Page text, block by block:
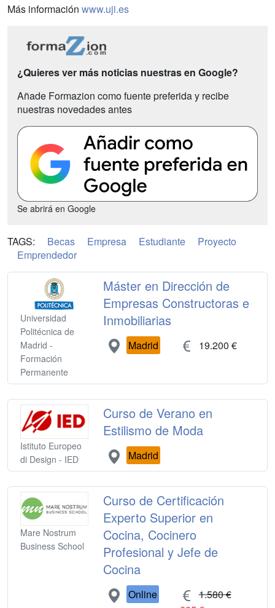
Más información www.uji.es
¿Quieres ver más noticias nuestras en Google?
Añade Formazion como fuente preferida y recibe
nuestras novedades antes
Se abrirá en Google
TAGS: Becas Empresa Estudiante
Proyecto
Emprendedor
Universidad
Politécnica de
Madrid -
Formación
Permanente
Máster en Dirección de
Empresas Constructoras e
Inmobiliarias
Madrid 19.200 €
Istituto Europeo
di Design - IED
Curso de Verano en
Estilismo de Moda
Madrid
Mare Nostrum
Business School
Curso de Certificación
Experto Superior en
Cocina, Cocinero
Profesional y Jefe de
Cocina
Online
1.580 €